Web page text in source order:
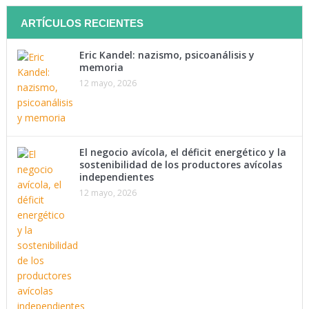
ARTÍCULOS RECIENTES
Eric Kandel: nazismo, psicoanálisis y
memoria
12 mayo, 2026
El negocio avícola, el déficit energético y la
sostenibilidad de los productores avícolas
independientes
12 mayo, 2026